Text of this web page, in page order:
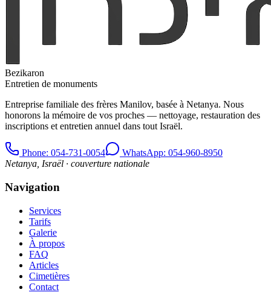
Bezikaron
Entretien de monuments
Entreprise familiale des frères Manilov, basée à Netanya. Nous
honorons la mémoire de vos proches — nettoyage, restauration des
inscriptions et entretien annuel dans tout Israël.
Phone: 054-731-0054
WhatsApp: 054-960-8950
Netanya, Israël · couverture nationale
Navigation
Services
Tarifs
Galerie
À propos
FAQ
Articles
Cimetières
Contact